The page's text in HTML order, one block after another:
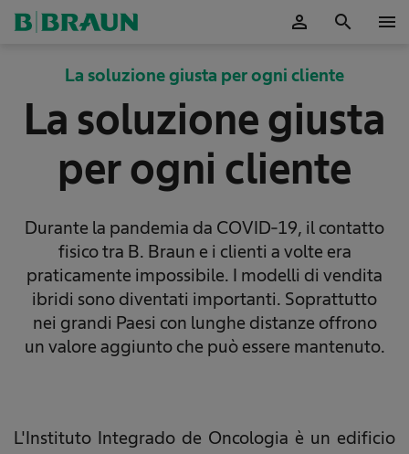
person search menu
La soluzione giusta per ogni cliente
La soluzione giusta
per ogni cliente
Durante la pandemia da COVID-19, il contatto
fisico tra B. Braun e i clienti a volte era
praticamente impossibile. I modelli di vendita
ibridi sono diventati importanti. Soprattutto
nei grandi Paesi con lunghe distanze offrono
un valore aggiunto che può essere mantenuto.
L'Instituto Integrado de Oncologia è un edificio